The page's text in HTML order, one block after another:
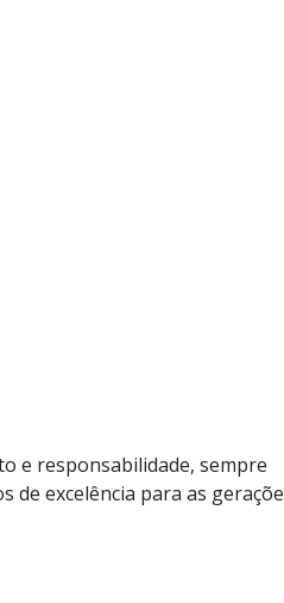
e responsabilidade, sempre
excelência para as